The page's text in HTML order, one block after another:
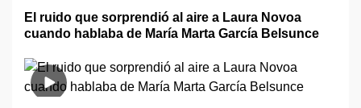
El ruido que sorprendió al aire a Laura Novoa
cuando hablaba de María Marta García Belsunce